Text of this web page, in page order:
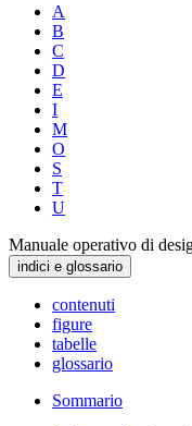
A
B
C
D
E
I
M
O
S
T
U
Manuale operativo di
indici e glossario
contenuti
figure
tabelle
glossario
Sommario